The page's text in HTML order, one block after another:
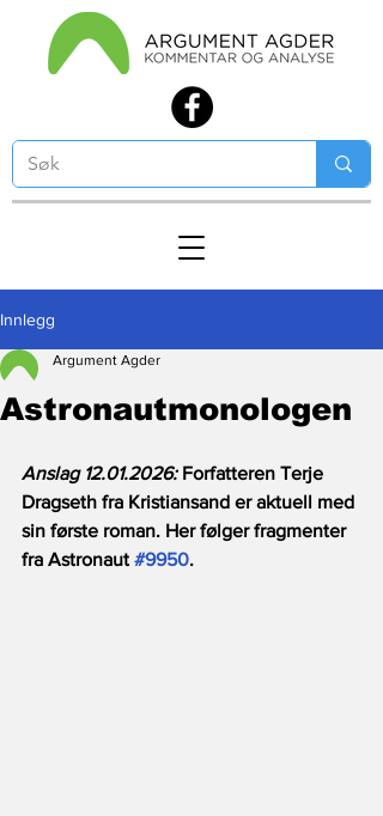
Innlegg
Astronautmonologen
Argument Agder
Anslag 12.01.2026: Forfatteren Terje
Dragseth fra Kristiansand er aktuell med
sin første roman. Her følger fragmenter
fra Astronaut #9950.